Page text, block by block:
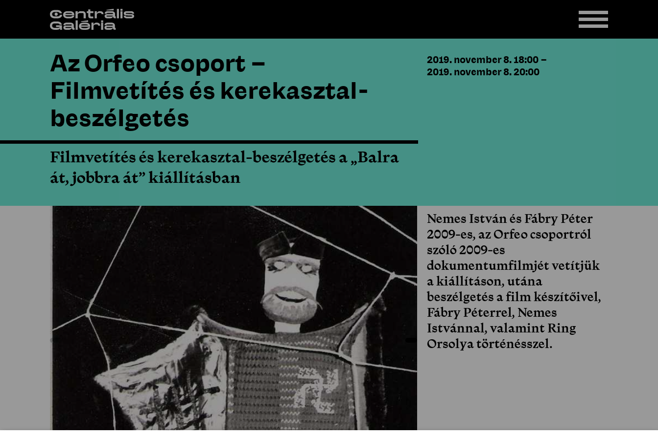
Az Orfeo csoport –
Filmvetítés és kerekasztal-
beszélgetés
Filmvetítés és kerekasztal-beszélgetés a „Balra
át, jobbra át” kiállításban
2019. november 8. 18:00–
2019. november 8. 20:00
Nemes István és Fábry Péter
2009-es, az Orfeo csoportról
szóló 2009-es
dokumentumfilmjét vetítjük
a kiállításon, utána
beszélgetés a film készítőivel,
Fábry Péterrel, Nemes
Istvánnal, valamint Ring
Orsolya történésszel.